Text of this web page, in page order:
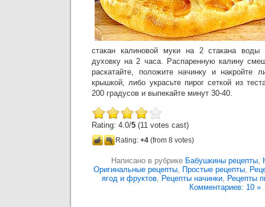
стакан калиновой муки на 2 стакана воды
духовку на 2 часа. Распаренную калину
раскатайте, положите начинку и накройте
крышкой, либо украсьте пирог сеткой из
200 градусов и выпекайте минут 30-40.
Rating: 4.0/5 (11 votes cast)
Rating: +4 (from 8 votes)
Написано в рубрике Бабушкины рецепты,
Оригинальные рецепты, Простые рецепты,
ягод и фруктов, Рецепты начинки, Рецепты
Комментариев: 10 »